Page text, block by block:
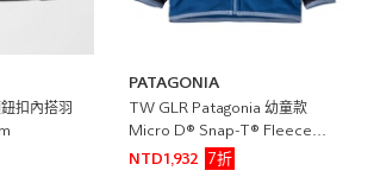
扣內搭羽
PATAGONIA
TW GLR Patagonia 幼童款
Micro D® Snap-T® Fleece
Jacket 刷毛外套
NTD1,932 7折